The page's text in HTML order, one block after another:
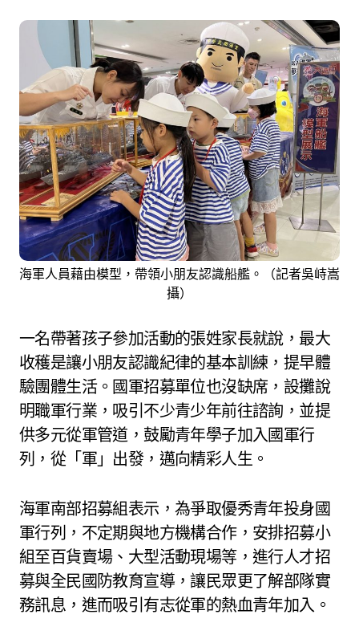
海軍人員藉由模型，帶領小朋友認識船艦。（記者吳峙嵩
攝）
一名帶著孩子參加活動的張姓家長就說，最大
收穫是讓小朋友認識紀律的基本訓練，提早體
驗團體生活。國軍招募單位也沒缺席，設攤說
明職軍行業，吸引不少青少年前往諮詢，並提
供多元從軍管道，鼓勵青年學子加入國軍行
列，從「軍」出發，邁向精彩人生。
海軍南部招募組表示，為爭取優秀青年投身國
軍行列，不定期與地方機構合作，安排招募小
組至百貨賣場、大型活動現場等，進行人才招
募與全民國防教育宣導，讓民眾更了解部隊實
務訊息，進而吸引有志從軍的熱血青年加入。